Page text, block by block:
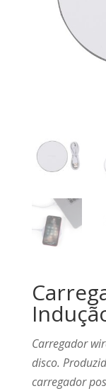
Carregador
disco.
carregador